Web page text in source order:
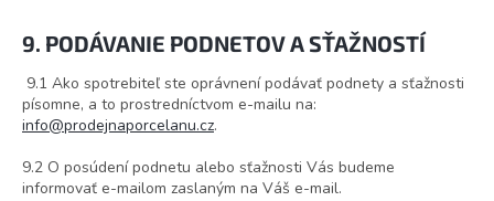
9. PODÁVANIE PODNETOV A SŤAŽNOSTÍ
9.1 Ako spotrebiteľ ste oprávnení podávať podnety a sťažnosti
písomne, a to prostredníctvom e-mailu na:
info@prodejnaporcelanu.cz.
9.2 O posúdení podnetu alebo sťažnosti Vás budeme
informovať e-mailom zaslaným na Váš e-mail.